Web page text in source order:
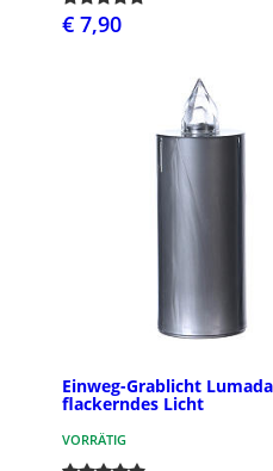
€ 7,90
Einweg-Grablicht
flackerndes Licht
VORRÄTIG